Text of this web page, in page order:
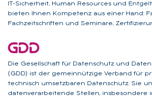
IT-Sicherheit, Human Resources und
bieten Ihnen Kompetenz aus einer Hand:
Fachzeitschriften und Seminare,
Die Gesellschaft für Datenschutz und
(GDD) ist der gemeinnützige Verband für
technisch umsetzbaren Datenschutz. Sie
datenverarbeitende Stellen, insbesondere